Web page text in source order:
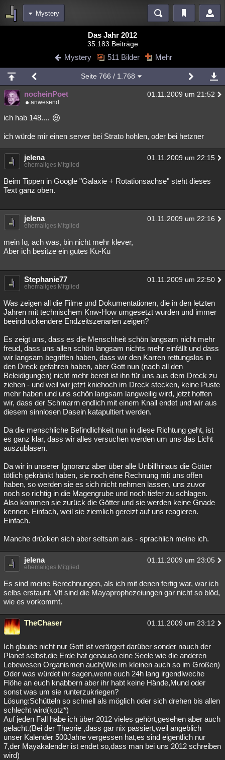
Mystery
Diskussionen Blogs Videos
Chat Wiki Neuigkeiten
meine Rubriken
Menschen Wissenschaft Mystery Kriminalfälle
Spiritualität Verschwörungen
Natur Umfragen Unterhaltung
weitere Rubriken
Philosophie Träume
Astronomie Helpdesk Gruppen Gaming Filme
Übersichten
Lesenswert Schlüsselwörter
Das Jahr 2012
35.183 Beiträge
Mystery 511 Bilder Mehr
Seite 766 / 1.768
nocheinPoet 01.11.2009 um 21:52
anwesend
ich hab 148....
ich würde mir einen server bei Strato hohlen, oder bei hetzner
jelena 01.11.2009 um 22:15
ehemaliges Mitglied
Beim Tippen in Google "Galaxie + Rotationsachse" steht dieses
Text ganz oben.
jelena 01.11.2009 um 22:16
ehemaliges Mitglied
mein Iq, ach was, bin nicht mehr klever,
Aber ich besitze ein gutes Ku-Ku
Stephanie77 01.11.2009 um 22:50
ehemaliges Mitglied
Was zeigen all die Filme und Dokumentationen, die in den letzten
Jahren mit technischem Knw-How umgesetzt wurden und immer
beeindruckendere Endzeitszenarien zeigen?
Es zeigt uns, dass es die Menschheit schön langsam nicht mehr
freud, dass uns allen schön langsam nichts mehr einfällt und dass
wir langsam begriffen haben, dass wir den Karren rettungslos in
den Dreck gefahren haben, aber Gott nun (nach all den
Beleidigungen) nicht mehr bereit ist ihn für uns aus dem Dreck zu
ziehen - und weil wir jetzt kniehoch im Dreck stecken, keine Puste
mehr haben und uns schön langsam langweilig wird, jetzt hoffen
wir, dass der Schmarrn endlich mit einem Knall endet und wir aus
diesem sinnlosen Dasein katapultiert werden.
Da die menschliche Befindlichkeit nun in diese Richtung geht, ist
es ganz klar, dass wir alles versuchen werden um uns das Licht
auszublasen.
Da wir in unserer Ignoranz aber über alle Unbillhinaus die Götter
tötlich gekränkt haben, sie noch eine Rechnung mit uns offen
haben, so werden sie es sich nicht nehmen lassen, uns zuvor
noch so richtig in die Magengrube und noch tiefer zu schlagen.
Also kommen sie zurück die Götter und sie werden keine Gnade
kennen. Einfach, weil sie ziemlich gereizt auf uns reagieren.
Einfach.
Manche drücken sich aber seltsam aus - sprachlich meine ich.
jelena 01.11.2009 um 23:05
ehemaliges Mitglied
Es sind meine Berechnungen, als ich mit denen fertig war, war ich
selbs erstaunt. Vlt sind die Mayaprophezeiungen gar nicht so blöd,
wie es vorkommt.
TheChaser 01.11.2009 um 23:12
Ich glaube nicht nur Gott ist verärgert darüber sonder nauch der
Planet selbst,die Erde hat genauso eine Seele wie die anderen
Lebewesen Organismen auch(Wie im kleinen auch so im Großen)
Oder was würdet ihr sagen,wenn euch 24h lang irgendlweche
Flöhe an euch knabbern aber ihr habt keine Hände,Mund oder
sonst was um sie runterzukriegen?
Lösung:Schütteln so schnell als möglich oder sich drehen bis allen
schlecht wird(kotz*)
Auf jeden Fall habe ich über 2012 vieles gehört,gesehen aber auch
gelacht.(Bei der Theorie ,dass gar nix passiert,weil angeblich
unser Kalender 500Jahre vergessen hat,es sind eigentlich nur
7,der Mayakalender ist endet so,dass man bei uns 2012 schreiben
wird)